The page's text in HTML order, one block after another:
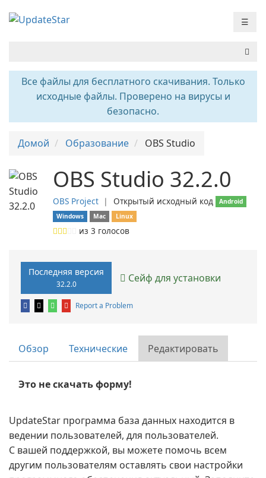
☰
Все файлы для бесплатного скачивания. Только
исходные файлы. Проверено на вирусы и
безопасно.
Домой Образование OBS Studio
OBS Studio 32.2.0
OBS Project ❘ Открытый исходный код
Android
Windows
Mac Linux
из 3 голосов
Последняя версия
32.2.0 Сейф для установки
Report a Problem
Обзор Технические Редактировать
Это не скачать форму!
UpdateStar программа база данных находится в
ведении пользователей, для пользователей.
С вашей поддержкой, вы можете помочь всем
другим пользователям оставлять свои настройки